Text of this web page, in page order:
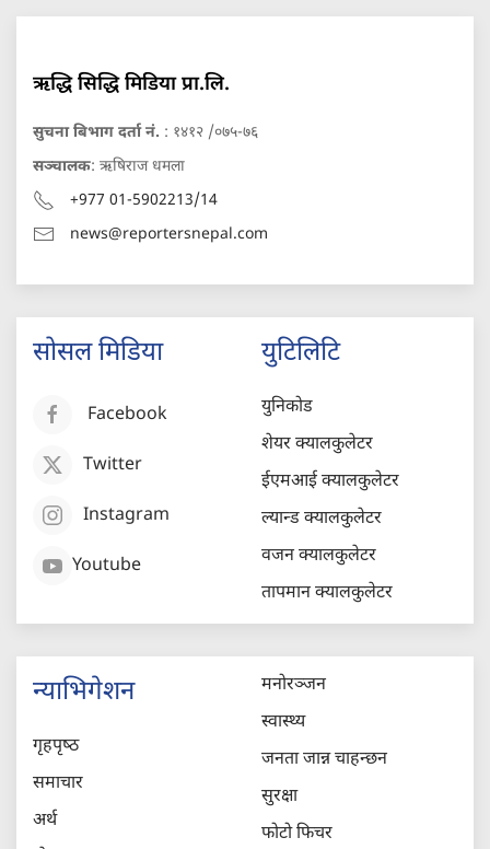
ऋद्धि सिद्धि मिडिया प्रा.लि.
सुचना बिभाग दर्ता नं. : १४१२ /०७५-७६
सञ्चालक: ऋषिराज धमला
+977 01-5902213/14
news@reportersnepal.com
सोसल मिडिया
Facebook
Twitter
Instagram
Youtube
युटिलिटि
युनिकोड
शेयर क्यालकुलेटर
ईएमआई क्यालकुलेटर
ल्यान्ड क्यालकुलेटर
वजन क्यालकुलेटर
तापमान क्यालकुलेटर
न्याभिगेशन
गृहपृष्‍ठ
समाचार
अर्थ
मनोरञ्जन
स्वास्थ्य
जनता जान्न चाहन्छन
सुरक्षा
फोटो फिचर